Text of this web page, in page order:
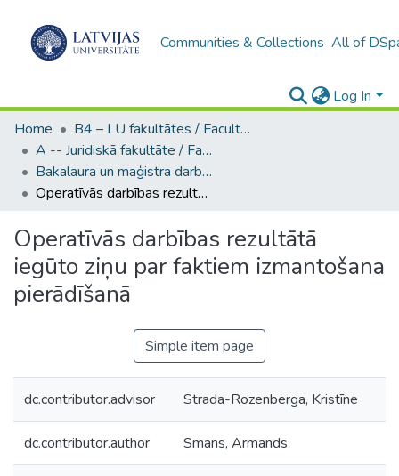
Communities & Collections All of
Log In
Home
B4 – LU fakultātes / Faculties of the UL
A -- Juridiskā fakultāte / Faculty of Law
Bakalaura un maģistra darbi (JF) / Bachelor's and Master's theses
Operatīvās darbības rezultātā iegūto ziņu par faktiem izmantošana pierādīšanā
Operatīvās darbības rezultātā
iegūto ziņu par faktiem izmantošana
pierādīšanā
Simple item page
dc.contributor.advisor Strada-Rozenberga, Kristīne
dc.contributor.author Smans, Armands